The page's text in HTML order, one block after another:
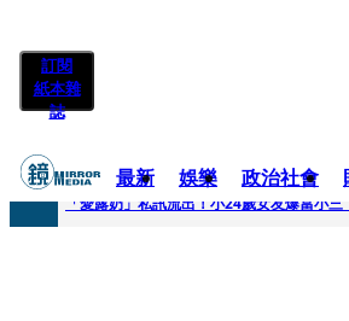
訂閱
紙本雜
誌
最新 娛樂 政治社會
快訊